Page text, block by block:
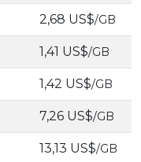
2,68 US$/GB
1,41 US$/GB
1,42 US$/GB
7,26 US$/GB
13,13 US$/GB